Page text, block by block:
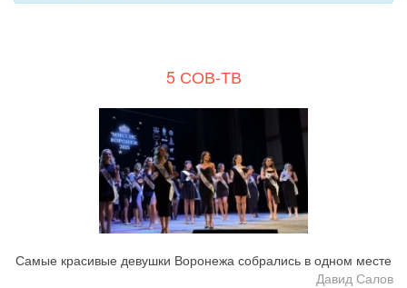
5 СОВ-ТВ
Самые красивые девушки Воронежа собрались в одном месте
Давид Салов